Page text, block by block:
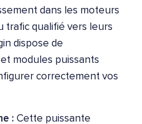
dans les moteurs
trafic qualifié vers leurs
dispose de
modules puissants
correctement vos
: Cette puissante